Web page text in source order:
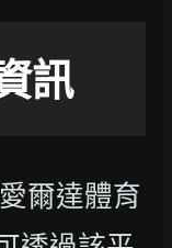
訊
爾達體育